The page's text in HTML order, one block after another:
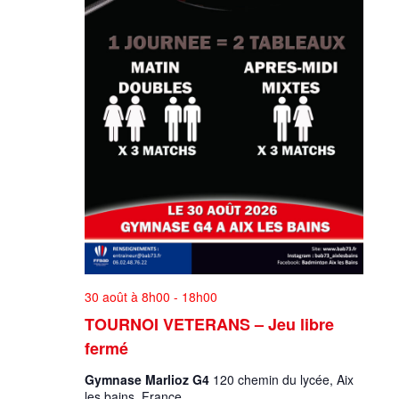
TOURNOI VETERANS – Jeu libre
fermé
30 août à 8h00 - 18h00
Gymnase Marlioz G4 120 chemin du lycée, Aix